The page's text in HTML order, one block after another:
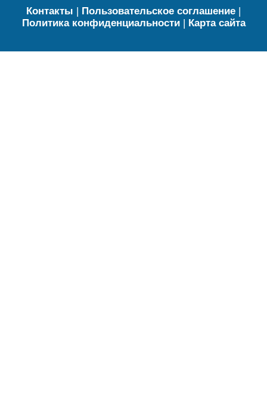
Контакты
Пользовательское соглашение
Политика конфиденциальности| Карта сайта